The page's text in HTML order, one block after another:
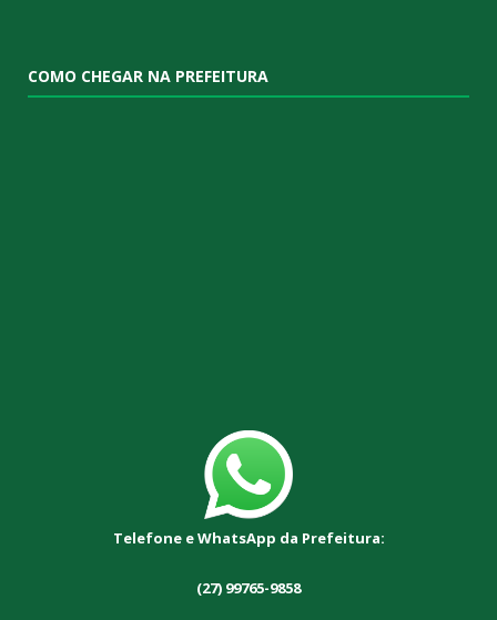
COMO CHEGAR NA PREFEITURA
Telefone e WhatsApp da Prefeitura:
(27) 99765-9858